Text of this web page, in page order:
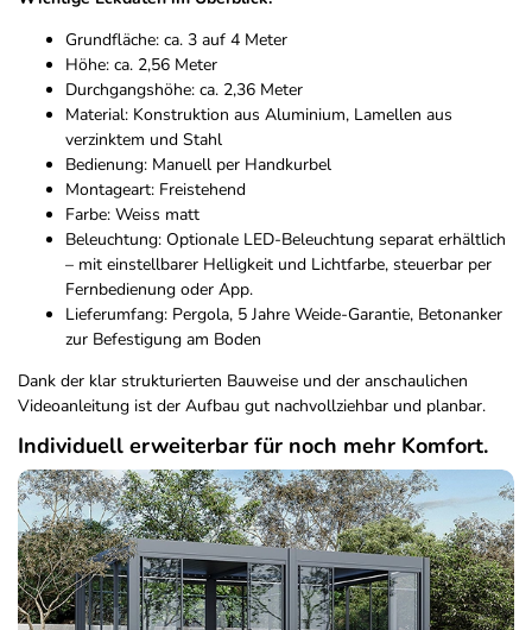
Grundfläche: ca. 3 auf 4 Meter
Höhe: ca. 2,56 Meter
Durchgangshöhe: ca. 2,36 Meter
Material: Konstruktion aus Aluminium, Lamellen aus
verzinktem und Stahl
Bedienung: Manuell per Handkurbel
Montageart: Freistehend
Farbe: Weiss matt
Beleuchtung: Optionale LED-Beleuchtung separat erhältlich
– mit einstellbarer Helligkeit und Lichtfarbe, steuerbar per
Fernbedienung oder App.
Lieferumfang: Pergola, 5 Jahre Weide-Garantie, Betonanker
zur Befestigung am Boden
Dank der klar strukturierten Bauweise und der anschaulichen
Videoanleitung ist der Aufbau gut nachvollziehbar und planbar.
Individuell erweiterbar für noch mehr Komfort.